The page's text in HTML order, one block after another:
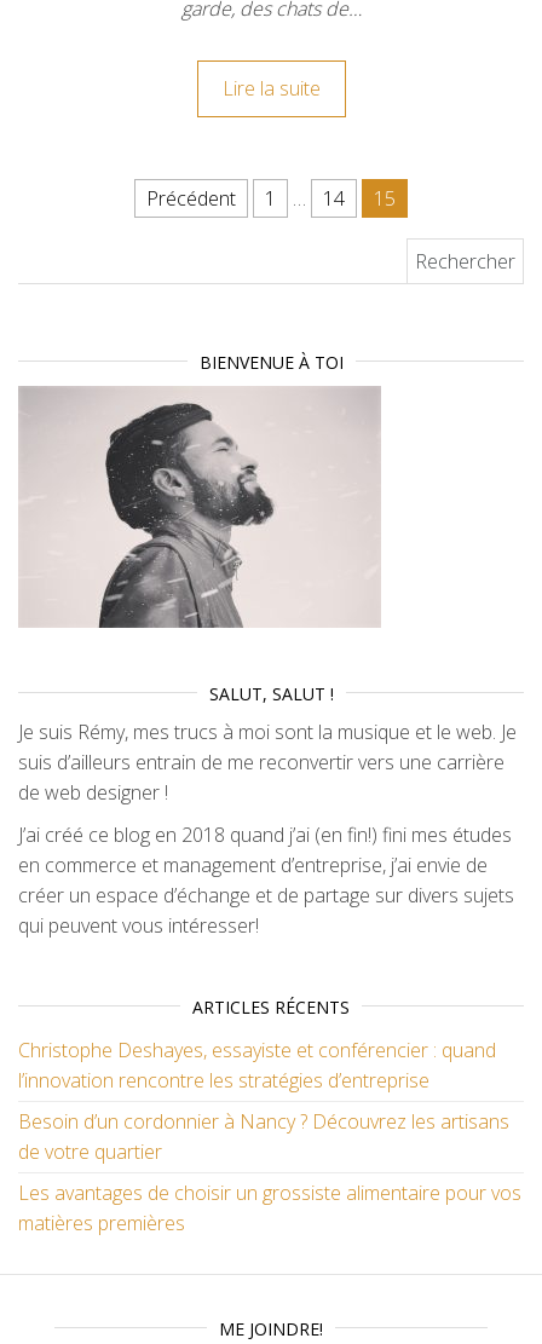
garde, des chats de…
Lire la suite
Pagination des publications
Précédent 1 … 14
15
BIENVENUE À TOI
SALUT, SALUT !
Je suis Rémy, mes trucs à moi sont la musique et le web. Je
suis d’ailleurs entrain de me reconvertir vers une carrière
de web designer !
J’ai créé ce blog en 2018 quand j’ai (en fin!) fini mes études
en commerce et management d’entreprise, j’ai envie de
créer un espace d’échange et de partage sur divers sujets
qui peuvent vous intéresser!
ARTICLES RÉCENTS
Christophe Deshayes, essayiste et conférencier : quand
l’innovation rencontre les stratégies d’entreprise
Besoin d’un cordonnier à Nancy ? Découvrez les artisans
de votre quartier
Les avantages de choisir un grossiste alimentaire pour vos
matières premières
ME JOINDRE!